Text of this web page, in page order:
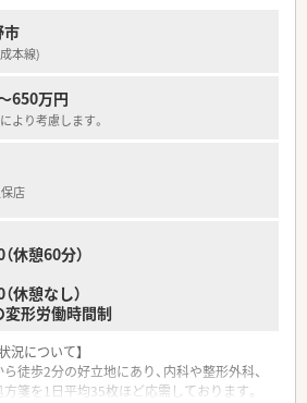
しています】
職研修まで、年間を通じて段階的な教育プロ
おり、常に最新の知見をアップデートすること
取得や更新にかかる費用は、週32時間以上
額を会社が補助し、専門性の向上を強力に支援
の研修受講やHPKIカードの取得費用も会社
これからの時代に求められる薬剤師の職能拡大
市
本線)
650万円
より考慮します。
店
休憩60分）
休憩なし）
形労働時間制
況について】
徒歩2分の好立地にあり、内科や整形外科、
箋を1日平均35枚ほど応需しております。